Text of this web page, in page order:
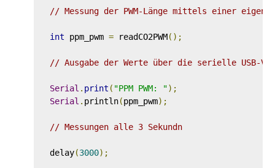
// Messung der PWM-Länge mittels einer
int ppm_pwm = readCO2PWM();
// Ausgabe der Werte über die serielle USB-
Serial . print ( "PPM PWM: ");
Serial . println(ppm_pwm);
// Messungen alle 3 Sekundn
delay(3000);